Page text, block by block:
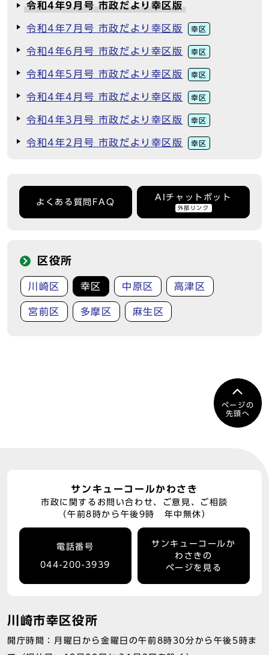
令和4年9月号 市政だより幸区版
令和4年7月号 市政だより幸区版 幸区
令和4年6月号 市政だより幸区版 幸区
令和4年5月号 市政だより幸区版 幸区
令和4年4月号 市政だより幸区版 幸区
令和4年3月号 市政だより幸区版 幸区
令和4年2月号 市政だより幸区版 幸区
よくある質問FAQ
AIチャットボット
外部リンク
区役所
川崎区 幸区 中原区 高津区
宮前区 多摩区 麻生区
ページの
先頭へ
サンキューコールかわさき
市政に関するお問い合わせ、ご意見、ご相談
（午前8時から午後9時 年中無休）
電話番号
044-200-3939
サンキューコールか
わさきの
ページを見る
川崎市幸区役所
開庁時間：月曜日から金曜日の午前8時30分から午後5時ま